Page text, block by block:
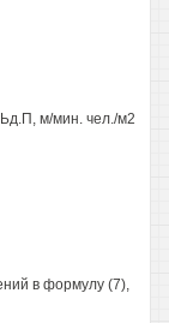
м/мин. чел./м2
в формулу (7),